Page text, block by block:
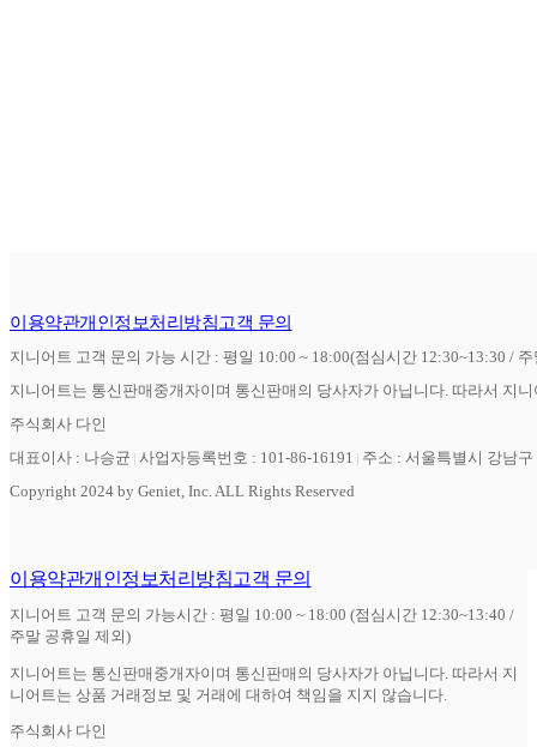
이용약관개인정보처리방침고객 문의
지니어트 고객 문의 가능 시간 : 평일 10:00 ~ 18:00(점심시간 12:30~13:30 /
지니어트는 통신판매중개자이며 통신판매의 당사자가 아닙니다. 따라서 지
주식회사 다인
대표이사 : 나승균 사업자등록번호 : 101-86-16191
주소 : 서울특별시 강남
Copyright 2024 by Geniet, Inc. ALL Rights Reserved
이용약관개인정보처리방침고객 문의
지니어트 고객 문의 가능시간 : 평일 10:00 ~ 18:00 (점심시간 12:30~13:40 /
주말 공휴일 제외)
지니어트는 통신판매중개자이며 통신판매의 당사자가 아닙니다. 따라서 지
니어트는 상품 거래정보 및 거래에 대하여 책임을 지지 않습니다.
주식회사 다인